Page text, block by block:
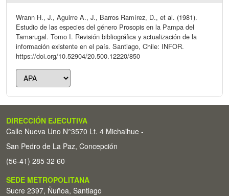
Wrann H., J., Aguirre A., J., Barros Ramírez, D., et al. (1981).
Estudio de las especies del género Prosopis en la Pampa del
Tamarugal. Tomo I. Revisión bibliográfica y actualización de la
información existente en el país. Santiago, Chile: INFOR.
https://doi.org/10.52904/20.500.12220/850
DIRECCIÓN EJECUTIVA
Calle Nueva Uno N°3570 Lt. 4 Michaihue -
San Pedro de La Paz, Concepción
(56-41) 285 32 60
SEDE METROPOLITANA
Sucre 2397, Ñuñoa, Santiago